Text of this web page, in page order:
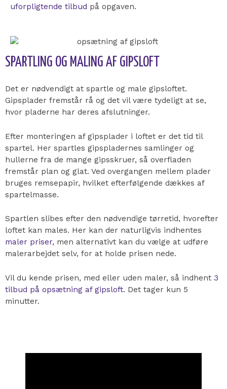
uforpligtende tilbud på opgaven.
SPARTLING OG MALING AF GIPSLOFT
Det er nødvendigt at spartle og male gipsloftet.
Gipsplader fremstår rå og det vil være tydeligt at se,
hvor pladerne har deres afslutninger.
Efter monteringen af gipsplader i loftet er det tid til
spartel. Her spartles gipspladernes samlinger og
hullerne fra de mange gipsskruer, så overfladen
fremstår plan og glat. Ved overgangen mellem plader
bruges remsepapir, hvilket efterfølgende dækkes af
spartelmasse.
Spartlen slibes efter den nødvendige tørretid, hvorefter
loftet kan males. Her kan der naturligvis indhentes
maler priser, men alternativt kan du vælge at udføre
malerarbejdet selv, for at holde prisen nede.
Vil du kende prisen, med eller uden maler, så indhent 3
tilbud på opsætning af gipsloft. Det tager kun 5
minutter.